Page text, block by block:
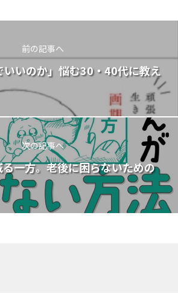
前の記事へ
いいのか」悩む30・40代に教え
次の記事へ
一方。老後に困らないための